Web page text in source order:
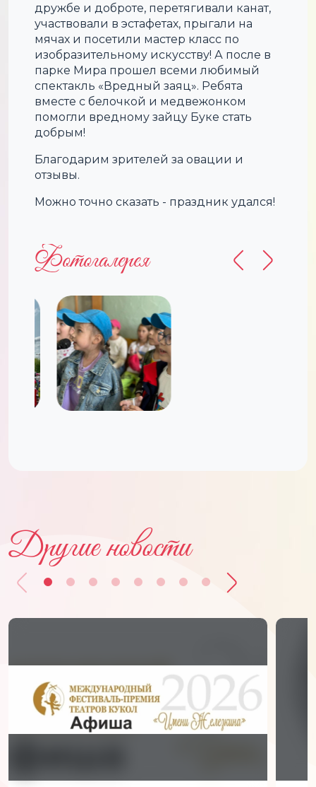
дружбе и доброте, перетягивали канат,
участвовали в эстафетах, прыгали на
мячах и посетили мастер класс по
изобразительному искусству! А после в
парке Мира прошел всеми любимый
спектакль «Вредный заяц». Ребята
вместе с белочкой и медвежонком
помогли вредному зайцу Буке стать
добрым!
Благодарим зрителей за овации и
отзывы.
Можно точно сказать - праздник удался!
Фотогалерея
Другие новости